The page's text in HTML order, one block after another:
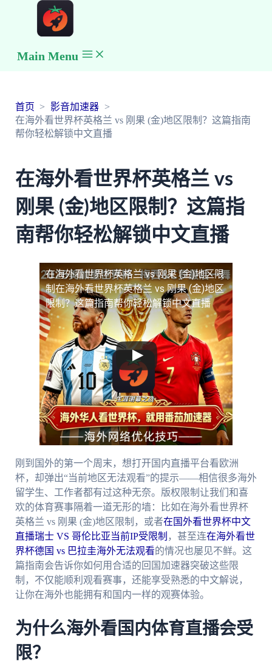
Main Menu
首页
影音加速器
在海外看世界杯英格兰 vs 刚果 (金)地区限制？这篇指南
帮你轻松解锁中文直播
在海外看世界杯英格兰 vs
刚果 (金)地区限制？这篇指
南帮你轻松解锁中文直播
在海外看世界杯英格兰 vs 刚果 (金)地区限
制在海外看世界杯英格兰 vs 刚果 (金)地区
限制？这篇指南帮你轻松解锁中文直播
刚到国外的第一个周末，想打开国内直播平台看欧洲
杯，却弹出“当前地区无法观看”的提示——相信很多海外
留学生、工作者都有过这种无奈。版权限制让我们和喜
欢的体育赛事隔着一道无形的墙：比如在海外看世界杯
英格兰 vs 刚果 (金)地区限制，或者在国外看世界杯中文
直播瑞士 VS 哥伦比亚当前IP受限制 ，甚至连在海外看世
界杯德国 vs 巴拉圭海外无法观看的情况也屡见不鲜。这
篇指南会告诉你如何用合适的回国加速器突破这些限
制，不仅能顺利观看赛事，还能享受熟悉的中文解说，
让你在海外也能拥有和国内一样的观赛体验。
为什么海外看国内体育直播会受
限？